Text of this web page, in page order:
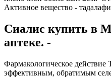
Активное вещество -
Сиалис купить в
аптеке. -
Фармакологическое действие
эффективным, обратимым